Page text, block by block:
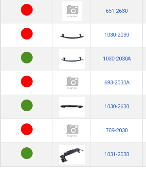
651-2630
1030-2030
1030-2030A
683-2030A
1030-2630
709-2030
1031-2030